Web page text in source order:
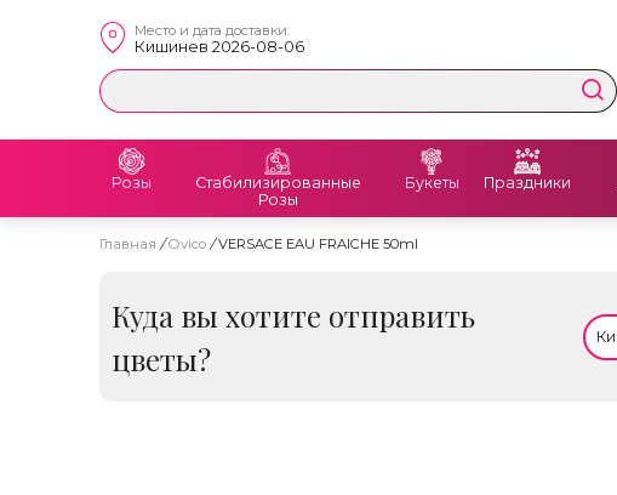
Место и дата доставки:
Кишинев 2026-08-06
Розы
Стабилизированные
Розы
Букеты Праздники
Главная / Ovico / VERSACE EAU FRAICHE 50ml
Куда вы хотите отправить
цветы?